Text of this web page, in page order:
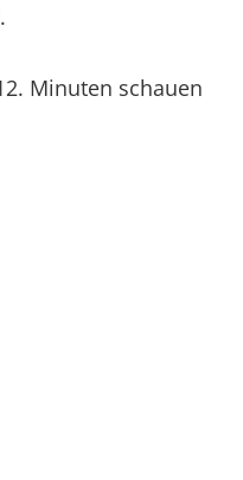
Minuten schauen